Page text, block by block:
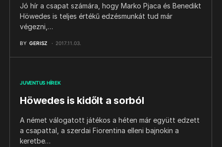
Jó hír a csapat számára, hogy Marko Pjaca és Benedikt
Höwedes is teljes értékű edzésmunkát tud már
végezni,…
BY GERISZ 2017.11.03.
JUVENTUS HÍREK
Höwedes is kidőlt a sorból
A német válogatott játékos a héten már együtt edzett
a csapattal, a szerdai Fiorentina elleni bajnokin a
keretbe…